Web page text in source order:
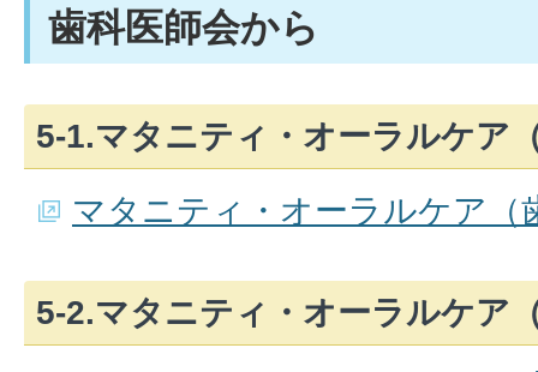
歯科医師会から
5-1.マタニティ・オーラルケア
マタニティ・オーラルケア（
5-2.マタニティ・オーラルケア